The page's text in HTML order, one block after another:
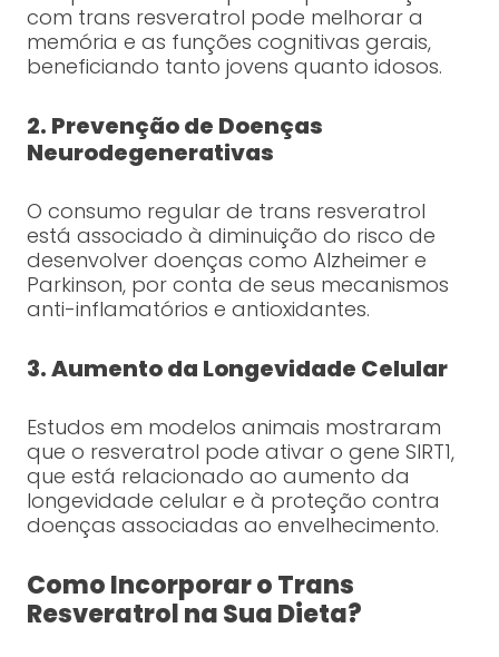
com trans resveratrol pode melhorar a
memória e as funções cognitivas gerais,
beneficiando tanto jovens quanto idosos.
2. Prevenção de Doenças
Neurodegenerativas
O consumo regular de trans resveratrol
está associado à diminuição do risco de
desenvolver doenças como Alzheimer e
Parkinson, por conta de seus mecanismos
anti-inflamatórios e antioxidantes.
3. Aumento da Longevidade Celular
Estudos em modelos animais mostraram
que o resveratrol pode ativar o gene SIRT1,
que está relacionado ao aumento da
longevidade celular e à proteção contra
doenças associadas ao envelhecimento.
Como Incorporar o Trans
Resveratrol na Sua Dieta?